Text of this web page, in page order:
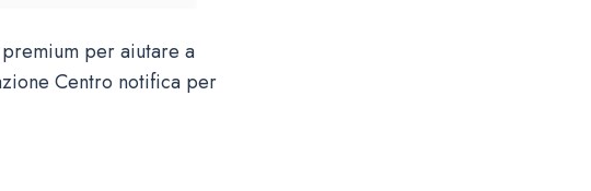
per aiutare a
Centro notifica per